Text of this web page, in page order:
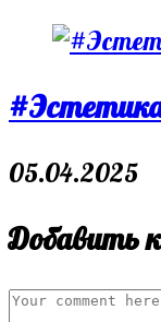
05.04.2025
Добавить
Comment